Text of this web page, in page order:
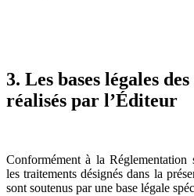
3. Les bases légales
réalisés par l’Éditeur
Conformément à la Réglementation
les traitements désignés dans la
sont soutenus par une base légale